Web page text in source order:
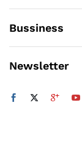
Bussiness
Newsletter